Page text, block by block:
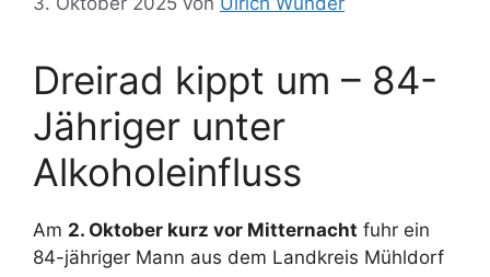
Dreirad kippt um – 84-
Jähriger unter
Alkoholeinfluss
Am 2. Oktober kurz vor Mitternacht fuhr ein
84-jähriger Mann aus dem Landkreis Mühldorf